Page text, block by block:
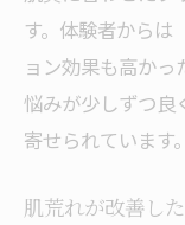
ニキビ
効果
毛穴悩
術内容
す。体験者からは
ョン効果も高か
悩みが少しずつ良
寄せられています。
肌荒れが改善し